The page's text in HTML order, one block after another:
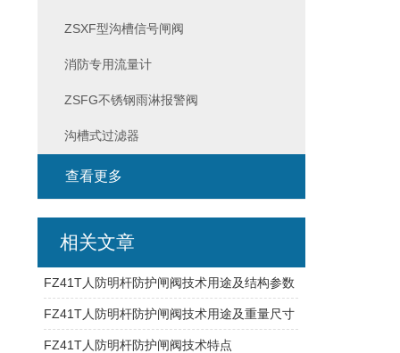
ZSXF型沟槽信号闸阀
消防专用流量计
ZSFG不锈钢雨淋报警阀
沟槽式过滤器
查看更多
相关文章
FZ41T人防明杆防护闸阀技术用途及结构参数
FZ41T人防明杆防护闸阀技术用途及重量尺寸
FZ41T人防明杆防护闸阀技术特点